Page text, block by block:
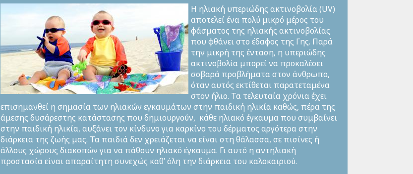
Η ηλιακή υπεριώδης ακτινοβολία (UV)
αποτελεί ένα πολύ μικρό μέρος του
φάσματος της ηλιακής ακτινοβολίας
που φθάνει στο έδαφος της Γης. Παρά
την μικρή της ένταση, η υπεριώδης
ακτινοβολία μπορεί να προκαλέσει
σοβαρά προβλήματα στον άνθρωπο,
όταν αυτός εκτίθεται παρατεταμένα
στον ήλιο. Τα τελευταία χρόνια έχει
επισημανθεί η σημασία των ηλιακών εγκαυμάτων στην παιδική ηλικία καθώς, πέρα της
άμεσης δυσάρεστης κατάστασης που δημιουργούν, κάθε ηλιακό έγκαυμα που συμβαίνει
στην παιδική ηλικία, αυξάνει τον κίνδυνο για καρκίνο του δέρματος αργότερα στην
διάρκεια της ζωής μας. Τα παιδιά δεν χρειάζεται να είναι στη θάλασσα, σε πισίνες ή
άλλους χώρους διακοπών για να πάθουν ηλιακό έγκαυμα. Γι αυτό η αντηλιακή
προστασία είναι απαραίτητη συνεχώς καθ’ όλη την διάρκεια του καλοκαιριού.